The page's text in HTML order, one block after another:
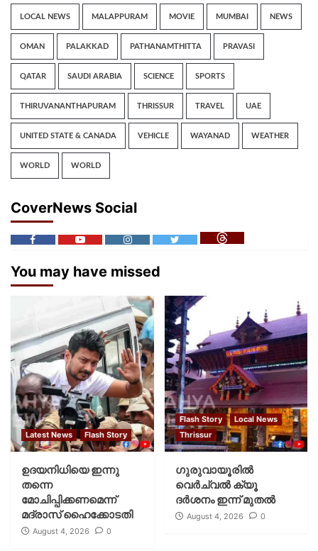
LOCAL NEWS MALAPPURAM MOVIE MUMBAI NEWS
OMAN PALAKKAD PATHANAMTHITTA PRAVASI
QATAR SAUDI ARABIA SCIENCE SPORTS
THIRUVANANTHAPURAM THRISSUR TRAVEL UAE
UNITED STATE & CANADA VEHICLE WAYANAD WEATHER
WORLD WORLD
CoverNews Social
You may have missed
Latest News Flash Story
ഉദയനിധിയെ ഇന്നു
തന്നെ
മോചിപ്പിക്കണമെന്ന്
മദ്രാസ് ഹൈക്കോടതി
August 4, 2026 0
Flash Story
Local News
Thrissur
ഗുരുവായൂരില്‍
വെര്‍ച്വല്‍ ക്യൂ
ദര്‍ശനം ഇന്ന് മുതല്‍
August 4, 2026 0